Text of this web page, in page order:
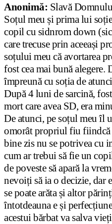
Anonimă: Slavă
Soțul meu și prima lui
copil cu sidnrom down
care trecuse prin aceeași
soțului meu că avortarea
fost cea mai bună
împreună cu soția de
După 4 luni de sarcină,
mort care avea SD, era
De atunci, pe soțul meu îl
omorât propriul fiu fiindcă
bine zis nu se potrivea cu
cum ar trebui să fie un
de poveste să apară la
nevoiți să ia o decizie, dar
se poate arăta și altor
întotdeauna e și
acestui bărbat va salva